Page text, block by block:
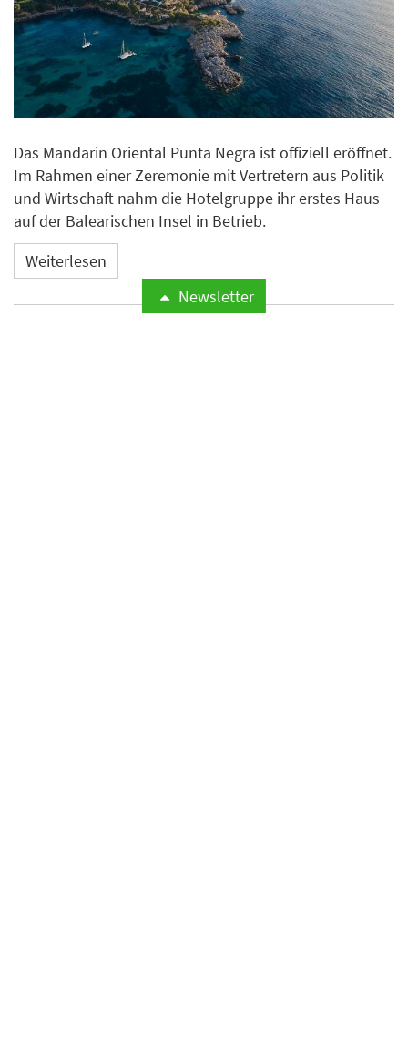
Das Mandarin Oriental Punta Negra ist offiziell eröffnet.
Im Rahmen einer Zeremonie mit Vertretern aus Politik
und Wirtschaft nahm die Hotelgruppe ihr erstes Haus
auf der Balearischen Insel in Betrieb.
Weiterlesen
Newsletter